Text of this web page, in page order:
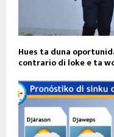
Hues ta duna
contrario di loke e ta